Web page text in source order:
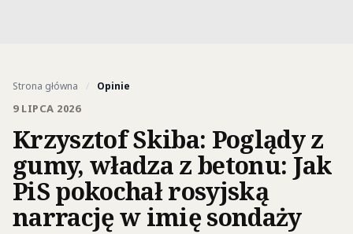
Strona główna / Opinie
9 LIPCA 2026
Krzysztof Skiba: Poglądy z
gumy, władza z betonu: Jak
PiS pokochał rosyjską
narrację w imię sondaży